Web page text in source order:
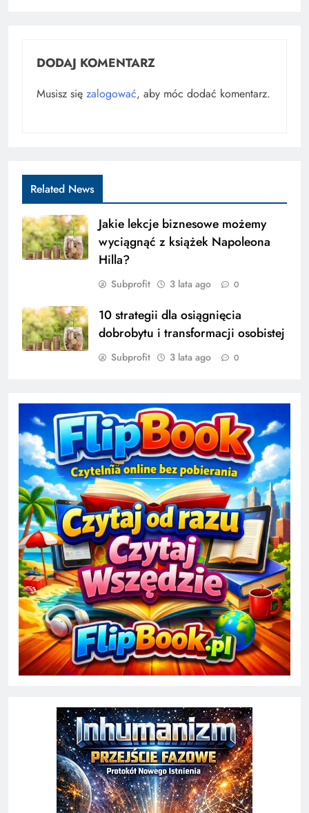
DODAJ KOMENTARZ
Musisz się zalogować, aby móc dodać komentarz.
Related News
Jakie lekcje biznesowe możemy
wyciągnąć z książek Napoleona
Hilla?
Subprofit 3 lata ago 0
10 strategii dla osiągnięcia
dobrobytu i transformacji osobistej
Subprofit 3 lata ago 0